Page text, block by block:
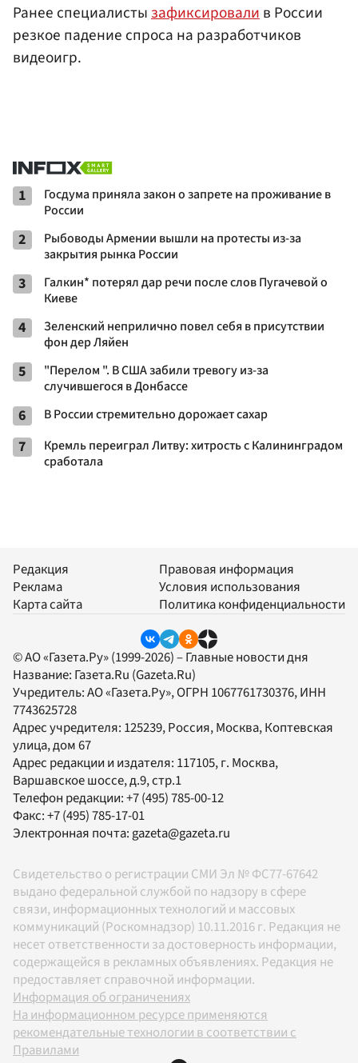
Ранее специалистызафиксировалив России
резкое падение спроса на разработчиков
видеоигр.
1
Госдума приняла закон о запрете на проживание в
России
2
Рыбоводы Армении вышли на протесты из-за
закрытия рынка России
3
Галкин* потерял дар речи после слов Пугачевой о
Киеве
4
Зеленский неприлично повел cебя в присутствии
фон дер Ляйен
5
"Перелом ". В США забили тревогу из-за
случившегося в Донбассе
6 В России стремительно дорожает сахар
7
Кремль переиграл Литву: хитрость с Калининградом
сработала
Редакция
Реклама
Карта сайта
Правовая информация
Условия использования
Политика конфиденциальности
© АО «Газета.Ру» (1999-2026) – Главные новости дня
Название: Газета.Ru (Gazeta.Ru)
Учредитель:АО «Газета.Ру», ОГРН 1067761730376, ИНН
7743625728
Адрес учредителя: 125239, Россия, Москва, Коптевская
улица, дом 67
Адрес редакции и издателя: 117105, г. Москва,
Варшавское шоссе, д.9, стр.1
Телефон редакции:+7 (495) 785-00-12
Факс:+7 (495) 785-17-01
Электронная почта:gazeta@gazeta.ru
Свидетельство о регистрации СМИ Эл № ФС77-67642
выдано федеральной службой по надзору в сфере
связи, информационных технологий и массовых
коммуникаций (Роскомнадзор) 10.11.2016 г. Редакция не
несет ответственности за достоверность информации,
содержащейся в рекламных объявлениях. Редакция не
предоставляет справочной информации.
Информация об ограничениях
На информационном ресурсе применяются
рекомендательные технологии в соответствии с
Правилами